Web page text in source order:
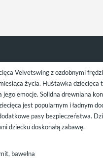
Velvetswing z ozdobnymi
życia. Huśtawka
jego emocje. Solidna drewniana
jest popularnym i ładnym
pasy bezpieczeństwa.
dziecku doskonałą zabawę.
bawełna